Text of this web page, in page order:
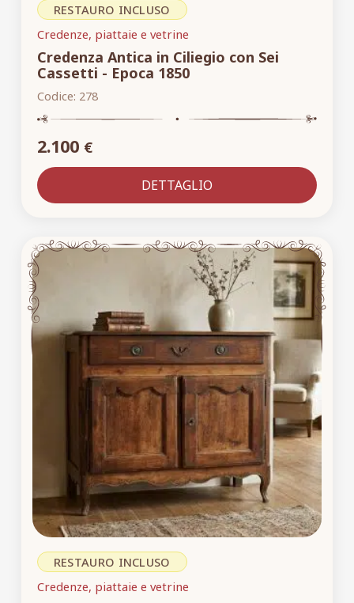
RESTAURO INCLUSO
Credenze, piattaie e vetrine
Credenza Antica in Ciliegio con Sei
Cassetti - Epoca 1850
Codice: 278
2.100 €
DETTAGLIO
RESTAURO INCLUSO
Credenze, piattaie e vetrine